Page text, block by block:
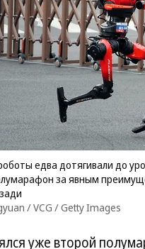
едва дотягивали до
за явным
/ VCG / Getty Images
уже второй